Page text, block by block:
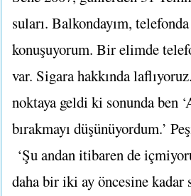
suları. Balkondayım,
konuşuyorum. Bir elimde
var. Sigara hakkında
noktaya geldi ki sonunda ben
bırakmayı düşünüyordum.’
‘Şu andan itibaren de
daha bir iki ay öncesine kadar